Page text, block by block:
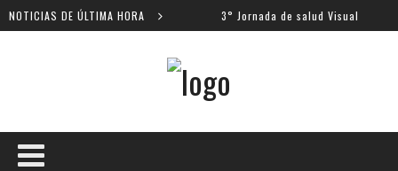
NOTICIAS DE ÚLTIMA HORA
escolares 3° Jornada de salud Visual